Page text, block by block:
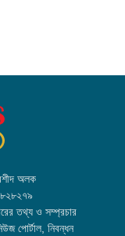
অলক
৮২৮২৭৯
তথ্য ও সম্প্রচার
পোর্টাল, নিবন্ধন